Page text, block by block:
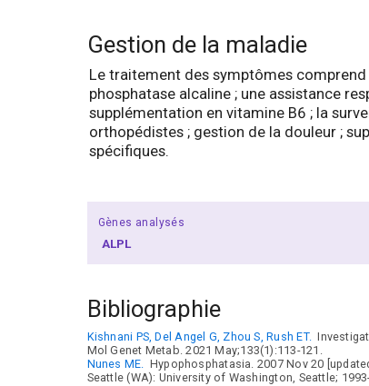
Gestion de la maladie
Le traitement des symptômes
phosphatase alcaline ; une assistance
supplémentation en vitamine B6 ; la
orthopédistes ; gestion de la douleur ;
spécifiques.
Gènes analysés
ALPL
Bibliographie
Kishnani PS, Del Angel G, Zhou S, Rush ET.
Mol Genet Metab. 2021 May;133(1):113-121.
Nunes ME. Hypophosphatasia. 2007 Nov 20
Seattle (WA): University of Washington, Seattle;